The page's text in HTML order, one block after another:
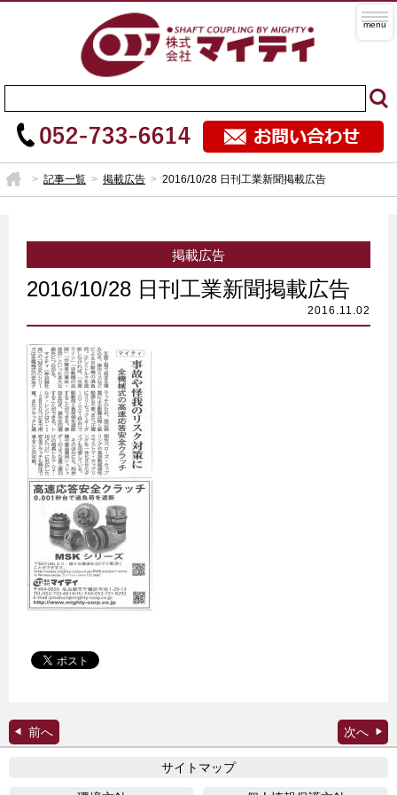
記事一覧 掲載広告 2016/10/28 日刊工業新聞掲載広告
掲載広告
2016/10/28 日刊工業新聞掲載広告
サイトマップ